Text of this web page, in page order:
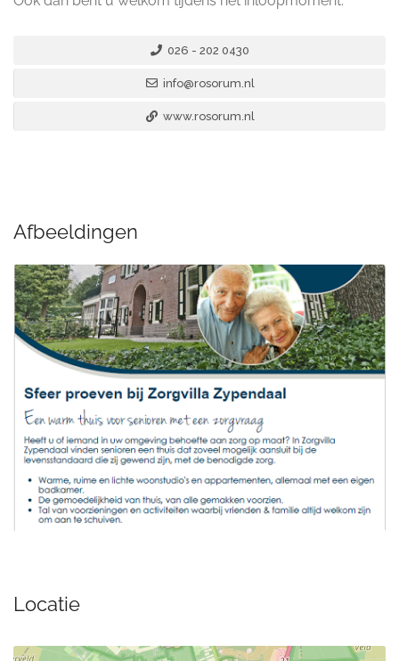
026 - 202 0430
info@rosorum.nl
www.rosorum.nl
Afbeeldingen
Locatie